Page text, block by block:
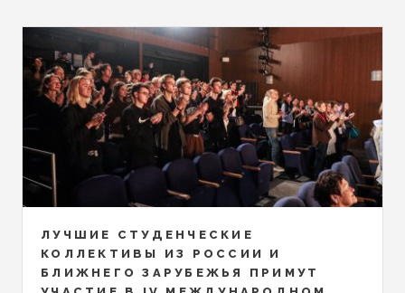
ЛУЧШИЕ СТУДЕНЧЕСКИЕ
КОЛЛЕКТИВЫ ИЗ РОССИИ И
БЛИЖНЕГО ЗАРУБЕЖЬЯ ПРИМУТ